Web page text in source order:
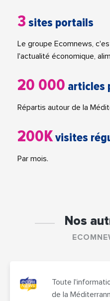
3 sites portails
Le groupe Ecomnews,
l'actualité économique,
20 000 articles
Répartis autour de la
200Kvisites
Par mois.
Nos
Toute
de la